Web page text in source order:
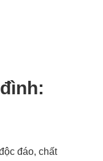
đáo, chất